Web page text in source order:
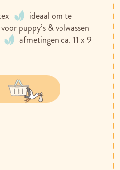
ideaal om te
puppy’s & volwassen
afmetingen ca. 11 x 9